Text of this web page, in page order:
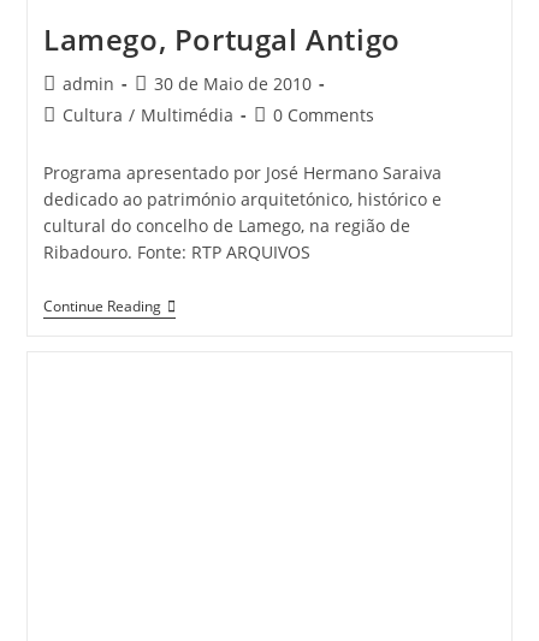
Lamego, Portugal Antigo
Post
author:
admin
Post
published:
30 de Maio de 2010
PostCultura / Multimédia
Post0 Comments
Programa apresentado por José Hermano Saraiva
dedicado ao património arquitetónico, histórico e
cultural do concelho de Lamego, na região de
Ribadouro. Fonte: RTP ARQUIVOS
Continue ReadingLamego,
Portugal